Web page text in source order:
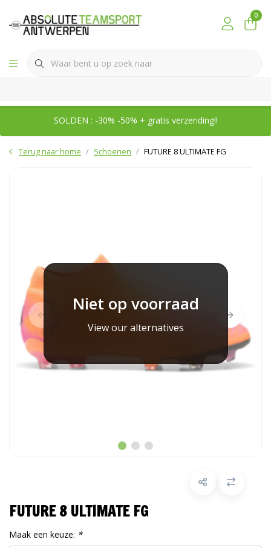
0
SOLDEN : -30% -50% + gratis verzending!!
Terug naar home Schoenen FUTURE 8 ULTIMATE FG
Niet op voorraad
View our alternatives
FUTURE 8 ULTIMATE FG
Maak een keuze: *